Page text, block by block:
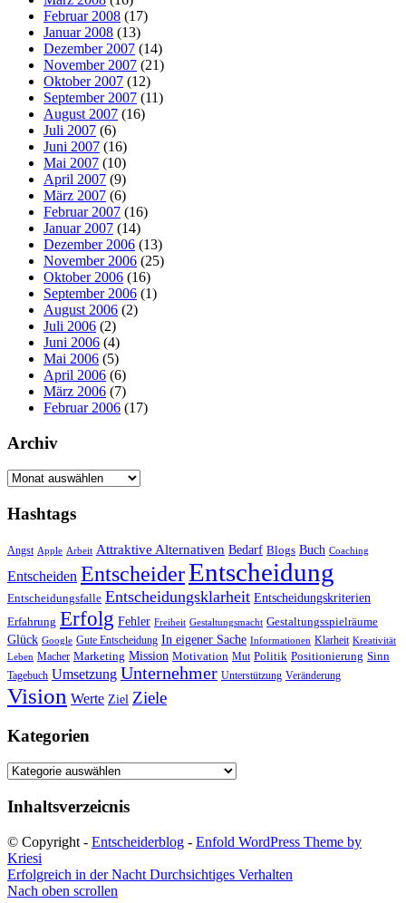
Februar 2008 (17)
Januar 2008 (13)
Dezember 2007 (14)
November 2007 (21)
Oktober 2007 (12)
September 2007 (11)
August 2007 (16)
Juli 2007 (6)
Juni 2007 (16)
Mai 2007 (10)
April 2007 (9)
März 2007 (6)
Februar 2007 (16)
Januar 2007 (14)
Dezember 2006 (13)
November 2006 (25)
Oktober 2006 (16)
September 2006 (1)
August 2006 (2)
Juli 2006 (2)
Juni 2006 (4)
Mai 2006 (5)
April 2006 (6)
März 2006 (7)
Februar 2006 (17)
Archiv
Archiv
Hashtags
Angst Apple Arbeit Attraktive Alternativen Bedarf Blogs Buch Coaching
Entscheiden EntscheiderEntscheidung
Entscheidungsfalle Entscheidungsklarheit Entscheidungskriterien
Erfahrung Erfolg Fehler Freiheit Gestaltungsmacht Gestaltungsspielräume
Glück Google Gute Entscheidung In eigener Sache Informationen Klarheit Kreativität
Leben Macher Marketing Mission Motivation Mut Politik Positionierung Sinn
Tagebuch Umsetzung Unternehmer Unterstützung Veränderung
Vision Werte Ziel Ziele
Kategorien
Kategorien
Inhaltsverzeicnis
© Copyright - Entscheiderblog - Enfold WordPress Theme by
Kriesi
Erfolgreich in der Nacht Durchsichtiges Verhalten
Nach oben scrollen